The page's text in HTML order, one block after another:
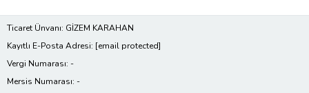
Ticaret Ünvanı: GİZEM KARAHAN
Kayıtlı E-Posta Adresi: [email protected]
Vergi Numarası: -
Mersis Numarası: -